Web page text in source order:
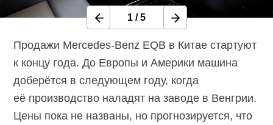
1 /5
Продажи Mercedes-Benz EQB в Китае стартуют
к концу года. До Европы и Америки машина
доберётся в следующем году, когда
её производство наладят на заводе в Венгрии.
Цены пока не названы, но прогнозируется, что